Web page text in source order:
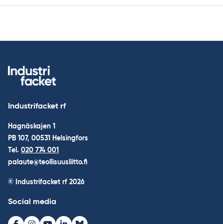
Industrifacket rf
Hagnäskajen 1
PB 107, 00531 Helsingfors
Tel. 020 774 001
palaute@teollisuusliitto.fi
© Industrifacket rf 2026
Social media